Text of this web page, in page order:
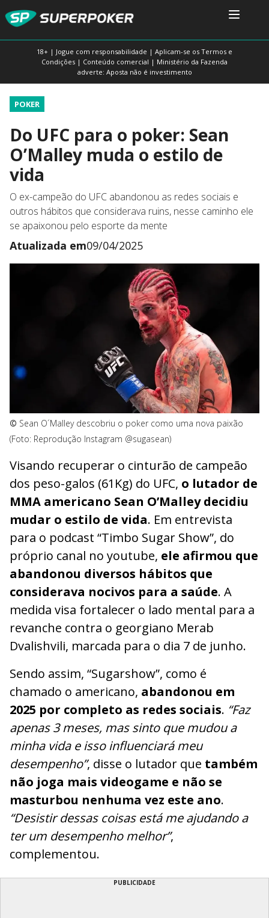
18+ | Jogue com responsabilidade | Aplicam-se os Termos e
Condições | Conteúdo comercial | Ministério da Fazenda
adverte: Aposta não é investimento
POKER
Do UFC para o poker: Sean
O’Malley muda o estilo de
vida
O ex-campeão do UFC abandonou as redes sociais e
outros hábitos que considerava ruins, nesse caminho ele
se apaixonou pelo esporte da mente
Atualizada em09/04/2025
© Sean O´Malley descobriu o poker como uma nova paixão
(Foto: Reprodução Instagram @sugasean)
Visando recuperar o cinturão de campeão
dos peso-galos (61Kg) do UFC, o lutador de
MMA americano Sean O’Malley decidiu
mudar o estilo de vida. Em entrevista
para o podcast “Timbo Sugar Show”, do
próprio canal no youtube, ele afirmou que
abandonou diversos hábitos que
considerava nocivos para a saúde. A
medida visa fortalecer o lado mental para a
revanche contra o georgiano Merab
Dvalishvili, marcada para o dia 7 de junho.
Sendo assim, “Sugarshow”, como é
chamado o americano, abandonou em
2025 por completo as redes sociais. “Faz
apenas 3 meses, mas sinto que mudou a
minha vida e isso influenciará meu
desempenho”, disse o lutador que também
não joga mais videogame e não se
masturbou nenhuma vez este ano.
“Desistir dessas coisas está me ajudando a
ter um desempenho melhor”,
complementou.
PUBLICIDADE